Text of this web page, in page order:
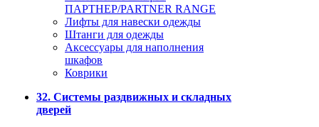
ПАРТНЕР/PARTNER RANGE
Лифты для навески одежды
Штанги для одежды
Аксессуары для наполнения
шкафов
Коврики
32. Системы раздвижных и складных
дверей